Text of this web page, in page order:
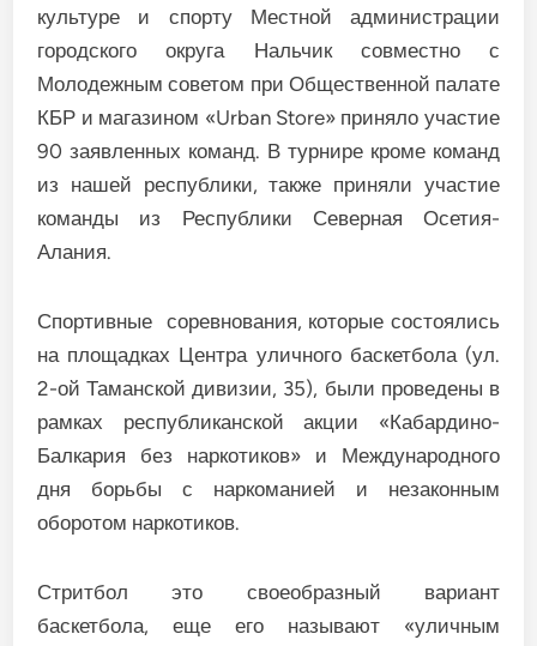
культуре и спорту Местной администрации
городского округа Нальчик совместно с
Молодежным советом при Общественной палате
КБР и магазином «Urban Store» приняло участие
90 заявленных команд. В турнире кроме команд
из нашей республики, также приняли участие
команды из Республики Северная Осетия-
Алания.
Спортивные соревнования, которые состоялись
на площадках Центра уличного баскетбола (ул.
2-ой Таманской дивизии, 35), были проведены в
рамках республиканской акции «Кабардино-
Балкария без наркотиков» и Международного
дня борьбы с наркоманией и незаконным
оборотом наркотиков.
Стритбол это своеобразный вариант
баскетбола, еще его называют «уличным